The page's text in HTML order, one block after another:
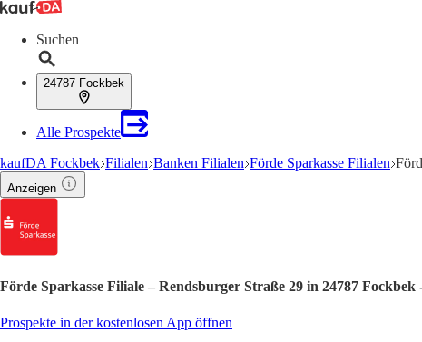
Suchen
24787 Fockbek
Alle Prospekte
kaufDA Fockbek Filialen Banken Filialen Förde Sparkasse Filialen
Anzeigen
Förde Sparkasse Filiale – Rendsburger Straße 29 in 24787
Prospekte in der kostenlosen App öffnen